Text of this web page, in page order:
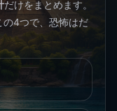
だけをまとめます。
の4つで、恐怖はだ